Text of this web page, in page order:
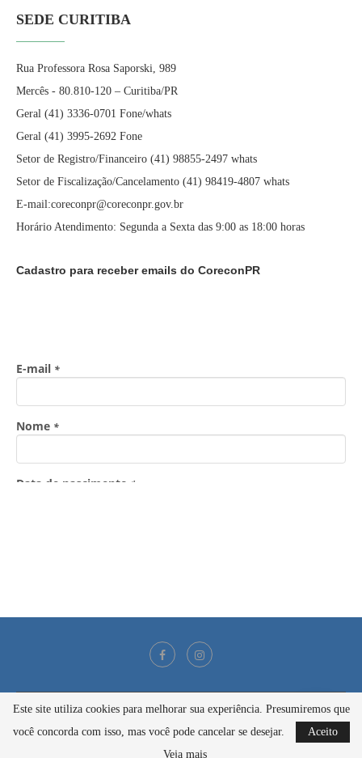
SEDE CURITIBA
Rua Professora Rosa Saporski, 989
Mercês - 80.810-120 – Curitiba/PR
Geral (41) 3336-0701 Fone/whats
Geral (41) 3995-2692 Fone
Setor de Registro/Financeiro (41) 98855-2497 whats
Setor de Fiscalização/Cancelamento (41) 98419-4807 whats
E-mail:coreconpr@coreconpr.gov.br
Horário Atendimento: Segunda a Sexta das 9:00 as 18:00 horas
Cadastro para receber emails do CoreconPR
@2021 - Todos os direitos reservados
BACK TO TOP
Este site utiliza cookies para melhorar sua experiência. Presumiremos que
você concorda com isso, mas você pode cancelar se desejar.
Aceito
Veja mais